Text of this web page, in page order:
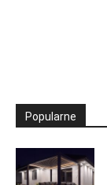
Popularne